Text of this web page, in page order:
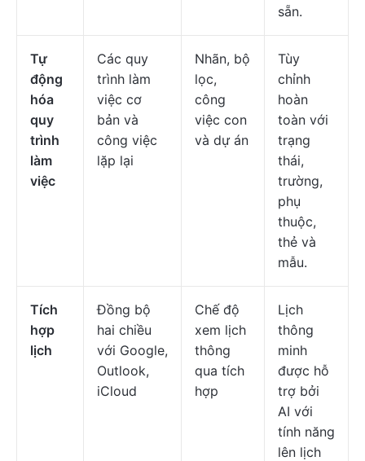
sẵn.
Tự
động
hóa
quy
trình
làm
việc
Các quy
trình làm
việc cơ
bản và
công việc
lặp lại
Nhãn, bộ
lọc,
công
việc con
và dự án
Tùy
chỉnh
hoàn
toàn với
trạng
thái,
trường,
phụ
thuộc,
thẻ và
mẫu.
Tích
hợp
lịch
Đồng bộ
hai chiều
với Google,
Outlook,
iCloud
Chế độ
xem lịch
thông
qua tích
hợp
Lịch
thông
minh
được hỗ
trợ bởi
AI với
tính năng
lên lịch